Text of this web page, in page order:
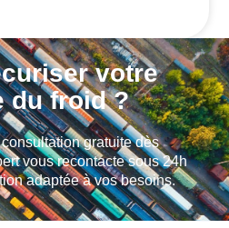
votre
du froid ?
gratuite dès
vous recontacte sous 24h
adaptée à vos besoins.